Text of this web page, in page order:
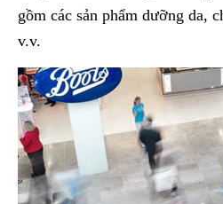
gồm các sản phẩm dưỡng da,
v.v.